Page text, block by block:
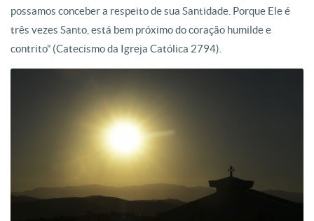
possamos conceber a respeito de sua Santidade. Porque Ele é
três vezes Santo, está bem próximo do coração humilde e
contrito” (Catecismo da Igreja Católica 2794).